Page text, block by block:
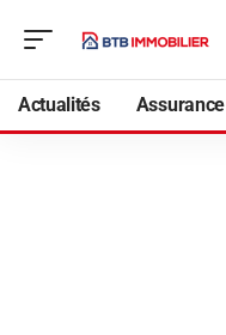
Actualités Assurance